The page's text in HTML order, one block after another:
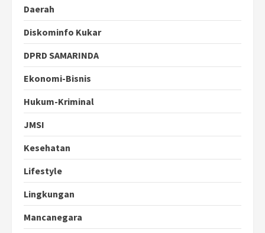
Daerah
Diskominfo Kukar
DPRD SAMARINDA
Ekonomi-Bisnis
Hukum-Kriminal
JMSI
Kesehatan
Lifestyle
Lingkungan
Mancanegara